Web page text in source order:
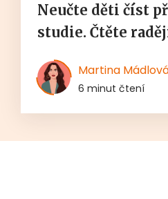
Neučte děti číst
studie. Čtěte
Martina
6 minut čtení